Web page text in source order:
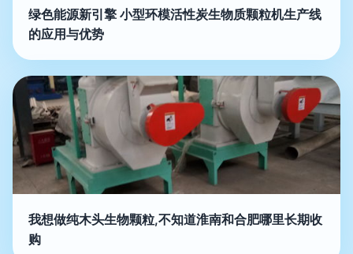
绿色能源新引擎 小型环模活性炭生物质颗粒机生产线
的应用与优势
我想做纯木头生物颗粒,不知道淮南和合肥哪里长期收
购